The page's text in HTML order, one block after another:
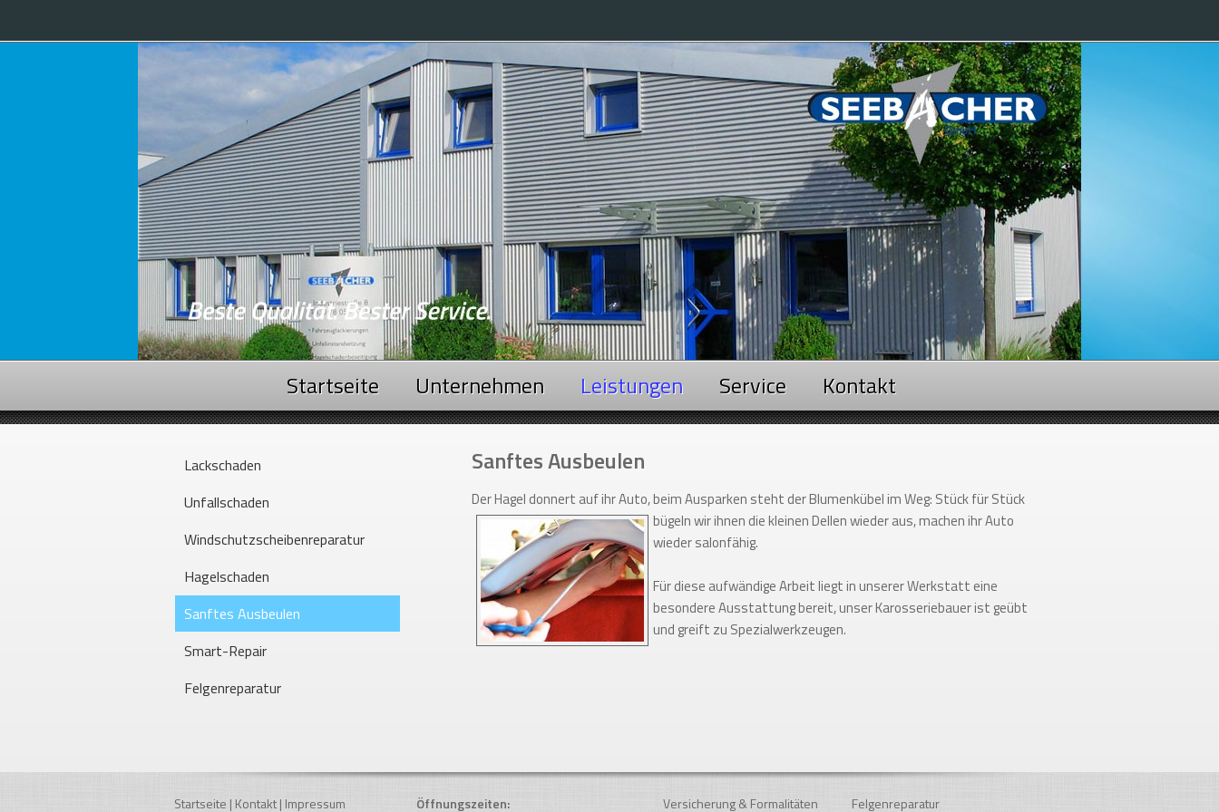
Startseite Unternehmen Leistungen Service Kontakt
Lackschaden
Unfallschaden
Windschutzscheibenreparatur
Hagelschaden
Sanftes Ausbeulen
Smart-Repair
Felgenreparatur
Sanftes Ausbeulen
Der Hagel donnert auf ihr Auto, beim Ausparken steht der Blumenkübel im Weg: Stück für Stück
bügeln wir ihnen die kleinen Dellen wieder aus,machen ihr Auto
wieder salonfähig.
Für diese aufwändige Arbeit liegt in unserer Werkstatt eine
besondere Ausstattung bereit, unser Karosseriebauer ist geübt
und greift zu Spezialwerkzeugen.
Startseite | Kontakt| Impressum Öffnungszeiten: Versicherung & Formalitäten Felgenreparatur